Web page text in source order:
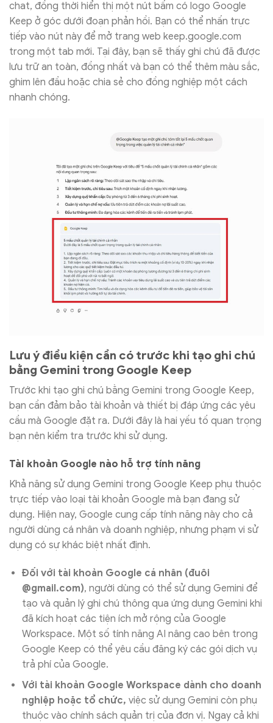
chat, đồng thời hiển thị một nút bấm có logo Google
Keep ở góc dưới đoạn phản hồi. Bạn có thể nhấn trực
tiếp vào nút này để mở trang web keep.google.com
trong một tab mới. Tại đây, bạn sẽ thấy ghi chú đã được
lưu trữ an toàn, đồng nhất và bạn có thể thêm màu sắc,
ghim lên đầu hoặc chia sẻ cho đồng nghiệp một cách
nhanh chóng.
Lưu ý điều kiện cần có trước khi tạo ghi chú
bằng Gemini trong Google Keep
Trước khi tạo ghi chú bằng Gemini trong Google Keep,
bạn cần đảm bảo tài khoản và thiết bị đáp ứng các yêu
cầu mà Google đặt ra. Dưới đây là hai yếu tố quan trọng
bạn nên kiểm tra trước khi sử dụng.
Tài khoản Google nào hỗ trợ tính năng
Khả năng sử dụng Gemini trong Google Keep phụ thuộc
trực tiếp vào loại tài khoản Google mà bạn đang sử
dụng. Hiện nay, Google cung cấp tính năng này cho cả
người dùng cá nhân và doanh nghiệp, nhưng phạm vi sử
dụng có sự khác biệt nhất định.
Đối với tài khoản Google cá nhân (đuôi
@gmail.com), người dùng có thể sử dụng Gemini để
tạo và quản lý ghi chú thông qua ứng dụng Gemini khi
đã kích hoạt các tiện ích mở rộng của Google
Workspace. Một số tính năng AI nâng cao bên trong
Google Keep có thể yêu cầu đăng ký các gói dịch vụ
trả phí của Google.
Với tài khoản Google Workspace dành cho doanh
nghiệp hoặc tổ chức, việc sử dụng Gemini còn phụ
thuộc vào chính sách quản trị của đơn vị. Ngay cả khi